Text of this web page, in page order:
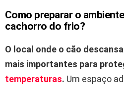
Como preparar o
cachorro do frio?
O local onde o cão
mais importantes para
temperaturas. Um espaço